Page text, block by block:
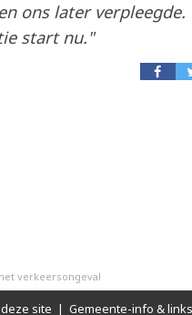
ons later
start nu."
verkeersongeval
site | Gemeente-info & links